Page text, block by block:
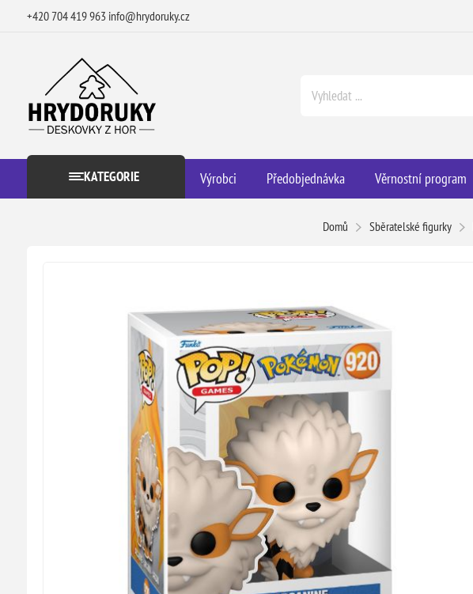
+420 704 419 963 info@hrydoruky.cz
KATEGORIE Výrobci Předobjednávka Věrnostní program
Domů Sběratelské figurky